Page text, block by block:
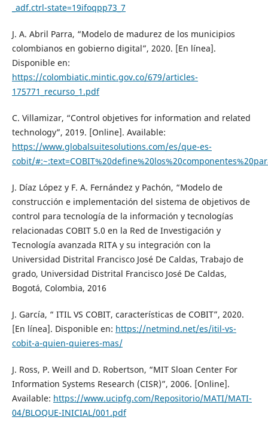
_adf.ctrl-state=19ifoqpp73_7
J. A. Abril Parra, “Modelo de madurez de los municipios
colombianos en gobierno digital”, 2020. [En línea].
Disponible en:
https://colombiatic.mintic.gov.co/679/articles-
175771_recurso_1.pdf
C. Villamizar, “Control objetives for information and related
technology”, 2019. [Online]. Available:
https://www.globalsuitesolutions.com/es/que-es-
cobit/
J. Díaz López y F. A. Fernández y Pachón, “Modelo de
construcción e implementación del sistema de objetivos de
control para tecnología de la información y tecnologías
relacionadas COBIT 5.0 en la Red de Investigación y
Tecnología avanzada RITA y su integración con la
Universidad Distrital Francisco José De Caldas, Trabajo de
grado, Universidad Distrital Francisco José De Caldas,
Bogotá, Colombia, 2016
J. García, “ ITIL VS COBIT, características de COBIT”, 2020.
[En línea]. Disponible en: https://netmind.net/es/itil-vs-
cobit-a-quien-quieres-mas/
J. Ross, P. Weill and D. Robertson, “MIT Sloan Center For
Information Systems Research (CISR)”, 2006. [Online].
Available: https://www.ucipfg.com/Repositorio/MATI/MATI-
04/BLOQUE-INICIAL/001.pdf